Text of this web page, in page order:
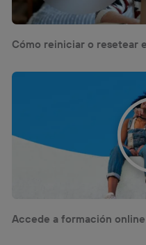
Cómo reiniciar o resetear
Accede a formación